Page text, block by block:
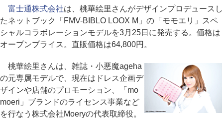
富士通株式会社は、桃華絵里さんがデザインプロデュースし
たネットブック「FMV-BIBLO LOOX M」の「モモエリ」スペ
シャルコラボレーションモデルを3月25日に発売する。価格は
オープンプライス。直販価格は64,800円。
桃華絵里さんは、雑誌・小悪魔ageha
の元専属モデルで、現在はドレス企画デ
ザインや店舗のプロモーション、「mo
moeri」ブランドのライセンス事業など
を行なう株式会社Moeryの代表取締役。